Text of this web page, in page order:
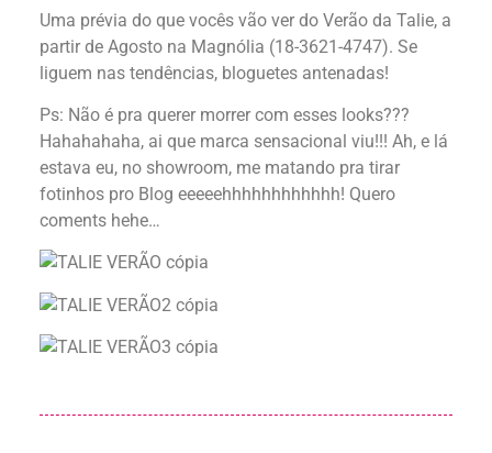
Uma prévia do que vocês vão ver do Verão da Talie, a
partir de Agosto na Magnólia (18-3621-4747). Se
liguem nas tendências, bloguetes antenadas!
Ps: Não é pra querer morrer com esses looks???
Hahahahaha, ai que marca sensacional viu!!! Ah, e lá
estava eu, no showroom, me matando pra tirar
fotinhos pro Blog eeeeehhhhhhhhhhhh! Quero
coments hehe…